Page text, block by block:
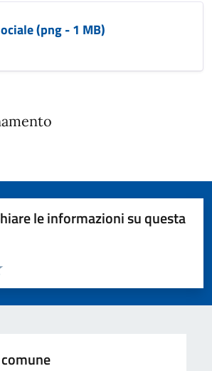
(png - 1 MB)
le informazioni su questa
pagina
5 stelle su 5
stelle su 5
su 5
5